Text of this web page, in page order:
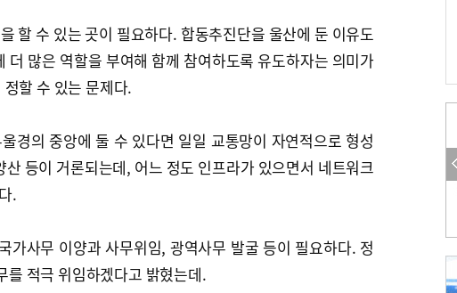
할 수 있는 곳이 필요하다. 합동추진단을 울산에 둔 이유도
더 많은 역할을 부여해 함께 참여하도록 유도하자는 의미가
할 수 있는 문제다.
경의 중앙에 둘 수 있다면 일일 교통망이 자연적으로 형성
등이 거론되는데, 어느 정도 인프라가 있으면서 네트워크
.
가사무 이양과 사무위임, 광역사무 발굴 등이 필요하다. 정
를 적극 위임하겠다고 밝혔는데.